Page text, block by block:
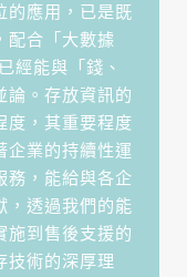
的應用，已是既
配合「大數據
經能與「錢、
論。存放資訊的
度，其重要程度
企業的持續性運
務，能給與各企
，透過我們的能
施到售後支援的
技術的深厚理